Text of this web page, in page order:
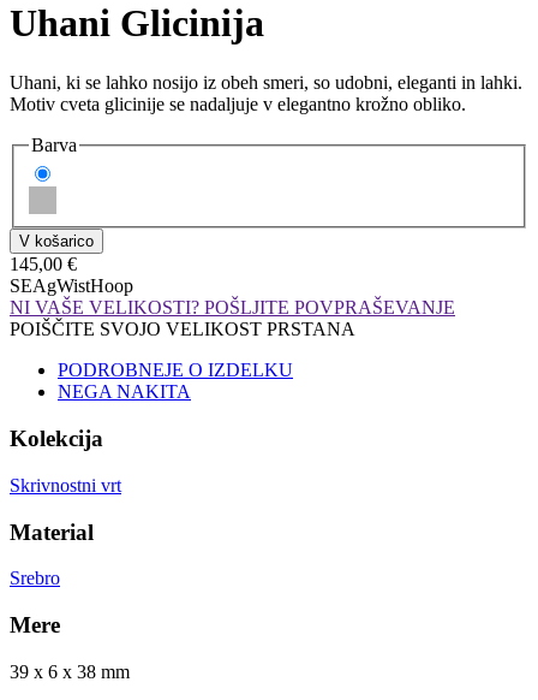
Uhani Glicinija
Uhani, ki se lahko nosijo iz obeh smeri, so udobni, eleganti in lahki.
Motiv cveta glicinije se nadaljuje v elegantno krožno obliko.
Barva
145,00 €
SEAgWistHoop
NI VAŠE VELIKOSTI? POŠLJITE POVPRAŠEVANJE
POIŠČITE SVOJO VELIKOST PRSTANA
PODROBNEJE O IZDELKU
NEGA NAKITA
Kolekcija
Skrivnostni vrt
Material
Srebro
Mere
39 x 6 x 38 mm